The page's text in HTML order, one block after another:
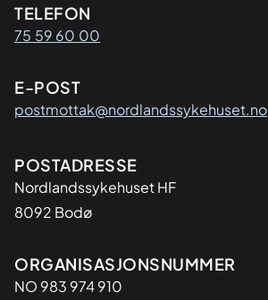
Kontaktinformasjon
TELEFON
75 59 60 00
E-POST
postmottak@nordlandssykehuset.no
Adresse
POSTADRESSE
Nordlandssykehuset HF
8092 Bodø
Organisasjon
ORGANISASJONSNUMMER
NO 983 974 910